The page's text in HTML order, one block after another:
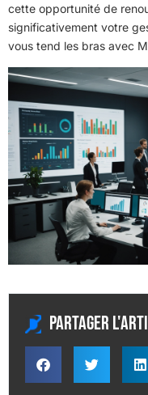
cette opportunité de
significativement votre
vous tend les bras avec
Partager